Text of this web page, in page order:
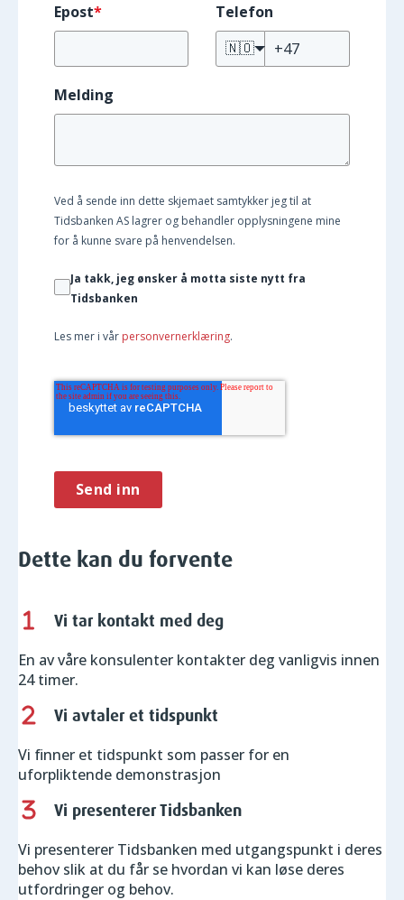
Epost* Telefon
🇳🇴
Melding
Ved å sende inn dette skjemaet samtykker jeg til at
Tidsbanken AS lagrer og behandler opplysningene mine
for å kunne svare på henvendelsen.
Ja takk, jeg ønsker å motta siste nytt fra
Tidsbanken
Les mer i vår personvernerklæring.
Send inn
Dette kan du forvente
Vi tar kontakt med deg
En av våre konsulenter kontakter deg vanligvis innen
24 timer.
Vi avtaler et tidspunkt
Vi finner et tidspunkt som passer for en
uforpliktende demonstrasjon
Vi presenterer Tidsbanken
Vi presenterer Tidsbanken med utgangspunkt i deres
behov slik at du får se hvordan vi kan løse deres
utfordringer og behov.